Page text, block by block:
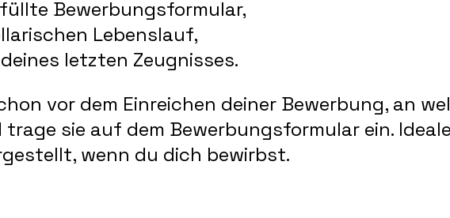
Bewerbungsformular,
Lebenslauf,
letzten Zeugnisses.
vor dem Einreichen deiner Bewerbung, an
sie auf dem Bewerbungsformular ein.
wenn du dich bewirbst.